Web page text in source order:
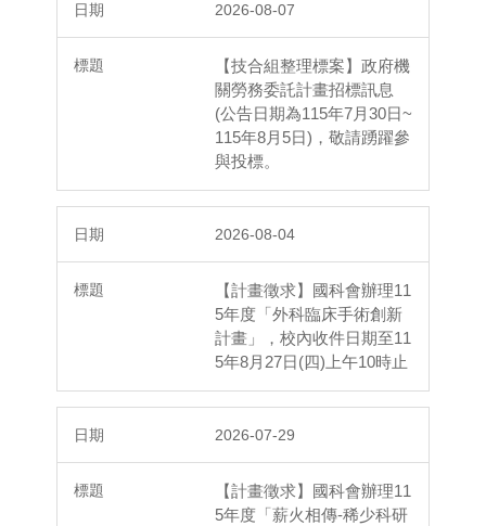
2026-08-07
【技合組整理標案】政府機
關勞務委託計畫招標訊息
(公告日期為115年7月30日~
115年8月5日)，敬請踴躍參
與投標。
2026-08-04
【計畫徵求】國科會辦理11
5年度「外科臨床手術創新
計畫」，校內收件日期至11
5年8月27日(四)上午10時止
2026-07-29
【計畫徵求】國科會辦理11
5年度「薪火相傳-稀少科研